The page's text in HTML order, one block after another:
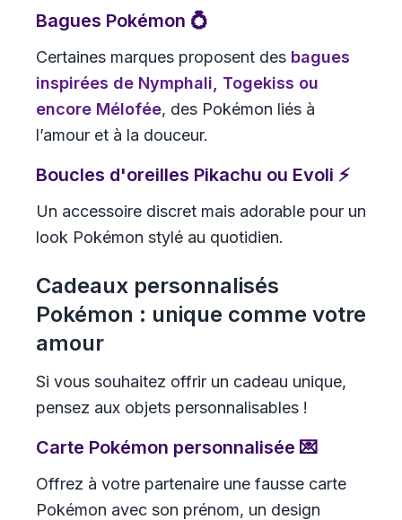
Bagues Pokémon 💍
Certaines marques proposent des bagues
inspirées de Nymphali, Togekiss ou
encore Mélofée, des Pokémon liés à
l’amour et à la douceur.
Boucles d'oreilles Pikachu ou Evoli ⚡
Un accessoire discret mais adorable pour un
look Pokémon stylé au quotidien.
Cadeaux personnalisés
Pokémon : unique comme votre
amour
Si vous souhaitez offrir un cadeau unique,
pensez aux objets personnalisables !
Carte Pokémon personnalisée 💌
Offrez à votre partenaire une fausse carte
Pokémon avec son prénom, un design